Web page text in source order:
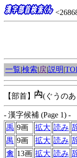
一覧|検索|戻|説明|
【部首】 (ぐうの
- 漢字候補 (Page 1) -
禹 9画 拡大 読み
禺 9画 拡大 読み
禽 13画 拡大 読み